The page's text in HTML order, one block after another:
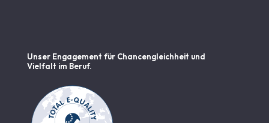
Unser Engagement für Chancen­gleichheit und
Vielfalt im Beruf.